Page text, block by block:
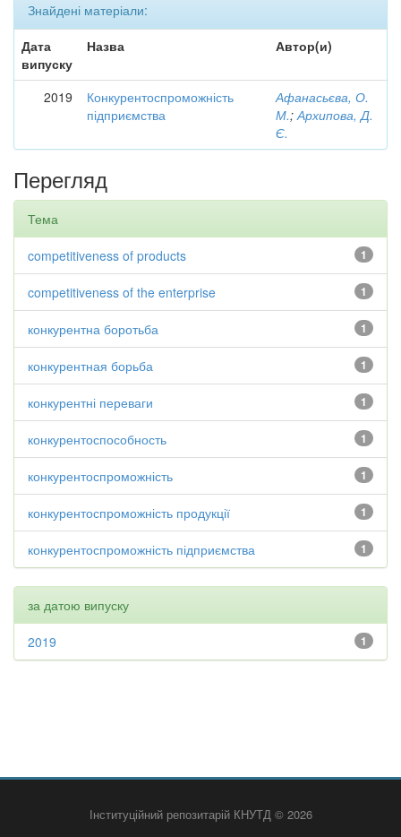
Знайдені матеріали:
Дата
випуску
Назва Автор(и)
2019
Конкурентоспроможність
підприємства
Афанасьєва, О.
М.;Архипова, Д.
Є.
Перегляд
Тема
1
competitiveness of products
1
competitiveness of the enterprise
1
конкурентна боротьба
1
конкурентная борьба
1
конкурентні переваги
1
конкурентоспособность
1
конкурентоспроможність
1
конкурентоспроможність продукції
1
конкурентоспроможність підприємства
за датою випуску
1
2019
Інституційний репозитарій КНУТД © 2026